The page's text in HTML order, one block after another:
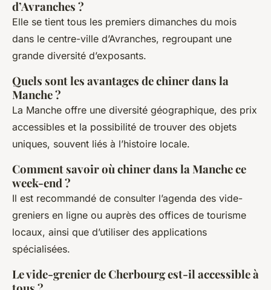
d’Avranches ?
Elle se tient tous les premiers dimanches du mois
dans le centre-ville d’Avranches, regroupant une
grande diversité d’exposants.
Quels sont les avantages de chiner dans la
Manche ?
La Manche offre une diversité géographique, des prix
accessibles et la possibilité de trouver des objets
uniques, souvent liés à l’histoire locale.
Comment savoir où chiner dans la Manche ce
week-end ?
Il est recommandé de consulter l’agenda des vide-
greniers en ligne ou auprès des offices de tourisme
locaux, ainsi que d’utiliser des applications
spécialisées.
Le vide-grenier de Cherbourg est-il accessible à